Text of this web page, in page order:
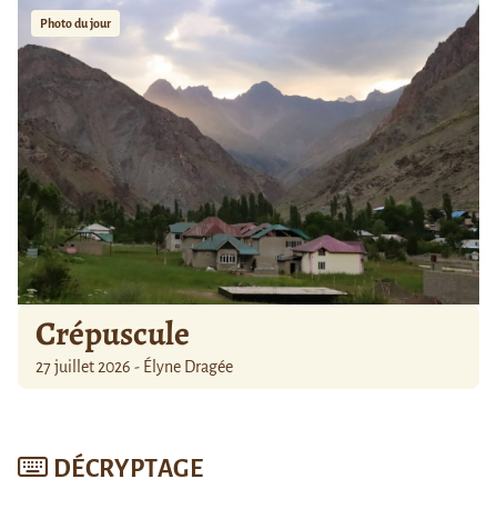
Photo du jour
Crépuscule
27 juillet 2026 - Élyne Dragée
DÉCRYPTAGE